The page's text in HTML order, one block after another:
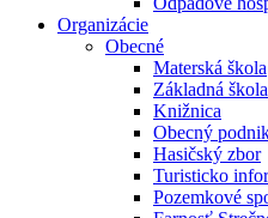
Organizácie
Obecné
Materská škola
Základná škola
Knižnica
Obecný
Hasičský zbor
Turisticko
Pozemkové